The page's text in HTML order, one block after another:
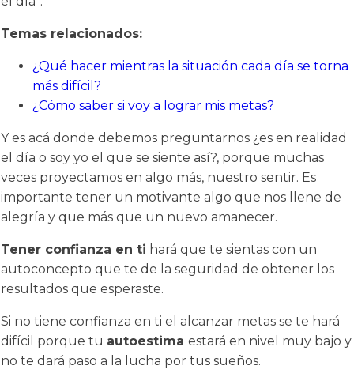
Temas relacionados:
¿Qué hacer mientras la situación cada día se torna
más difícil?
¿Cómo saber si voy a lograr mis metas?
Y es acá donde debemos preguntarnos ¿es en realidad
el día o soy yo el que se siente así?, porque muchas
veces proyectamos en algo más, nuestro sentir. Es
importante tener un motivante algo que nos llene de
alegría y que más que un nuevo amanecer.
Tener confianza en ti hará que te sientas con un
autoconcepto que te de la seguridad de obtener los
resultados que esperaste.
Si no tiene confianza en ti el alcanzar metas se te hará
difícil porque tu autoestima estará en nivel muy bajo y
no te dará paso a la lucha por tus sueños.